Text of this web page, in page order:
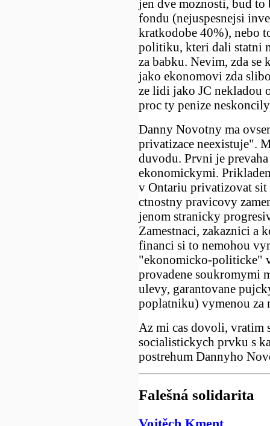
jen dve moznosti, bud
fondu (nejuspesnejsi
kratkodobe 40%), nebo
politiku, kteri dali statni
za babku. Nevim, zda se
jako ekonomovi zda
ze lidi jako JC nekladou
proc ty penize
Danny Novotny ma
privatizace neexistuje".
duvodu. Prvni je
ekonomickymi.
v Ontariu privatizovat sit
ctnostny pravicovy
jenom stranicky
Zamestnaci, zakaznici a
financi si to nemohou
"ekonomicko-politicke"
provadene soukromymi
ulevy, garantovane
poplatniku) vymenou za
Az mi cas dovoli, vratim
socialistickych prvku s
postrehum Dannyho
Falešná solidarita